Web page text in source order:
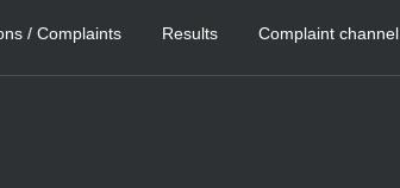
/ Complaints Results Complaint channel